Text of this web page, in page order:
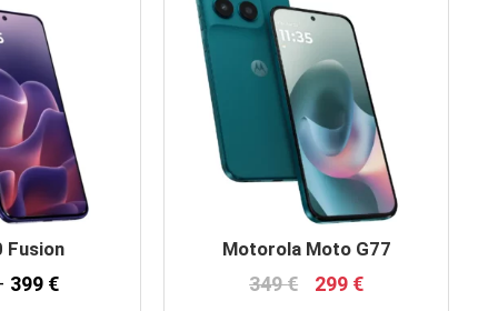
Fusion
399 €
Motorola Moto G77
349€ 299 €